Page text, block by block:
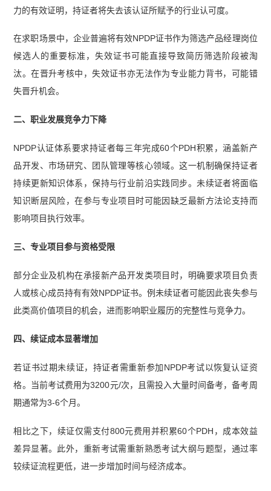
力的有效证明，持证者将失去该认证所赋予的行业认可度。
在求职场景中，企业普遍将有效NPDP证书作为筛选产品经理岗位
候选人的重要标准，失效证书可能直接导致简历筛选阶段被淘
汰。在晋升考核中，失效证书亦无法作为专业能力背书，可能错
失晋升机会。
二、职业发展竞争力下降
NPDP认证体系要求持证者每三年完成60个PDH积累，涵盖新产
品开发、市场研究、团队管理等核心领域。这一机制确保持证者
持续更新知识体系，保持与行业前沿实践同步。未续证者将面临
知识断层风险，在参与专业项目时可能因缺乏最新方法论支持而
影响项目执行效率。
三、专业项目参与资格受限
部分企业及机构在承接新产品开发类项目时，明确要求项目负责
人或核心成员持有有效NPDP证书。例未续证者可能因此丧失参与
此类高价值项目的机会，进而影响职业履历的完整性与竞争力。
四、续证成本显著增加
若证书过期未续证，持证者需重新参加NPDP考试以恢复认证资
格。当前考试费用为3200元/次，且需投入大量时间备考，备考周
期通常为3-6个月。
相比之下，续证仅需支付800元费用并积累60个PDH，成本效益
差异显著。此外，重新考试需重新熟悉考试大纲与题型，通过率
较续证流程更低，进一步增加时间与经济成本。